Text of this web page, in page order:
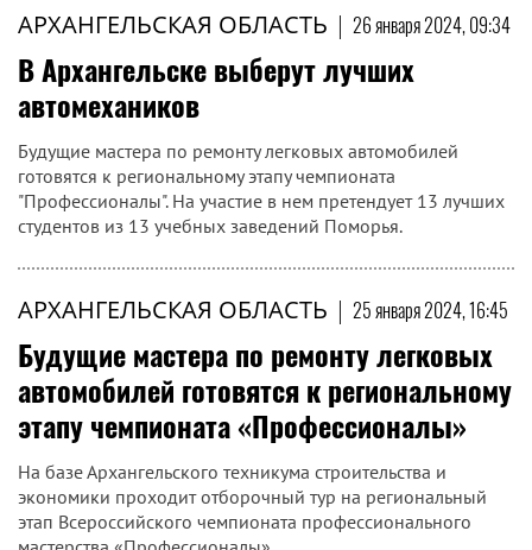
АРХАНГЕЛЬСКАЯ ОБЛАСТЬ | 26 января 2024, 09:34
В Архангельске выберут лучших
автомехаников
Будущие мастера по ремонту легковых автомобилей
готовятся к региональному этапу чемпионата
"Профессионалы". На участие в нем претендует 13 лучших
студентов из 13 учебных заведений Поморья.
АРХАНГЕЛЬСКАЯ ОБЛАСТЬ | 25 января 2024, 16:45
Будущие мастера по ремонту легковых
автомобилей готовятся к региональному
этапу чемпионата «Профессионалы»
На базе Архангельского техникума строительства и
экономики проходит отборочный тур на региональный
этап Всероссийского чемпионата профессионального